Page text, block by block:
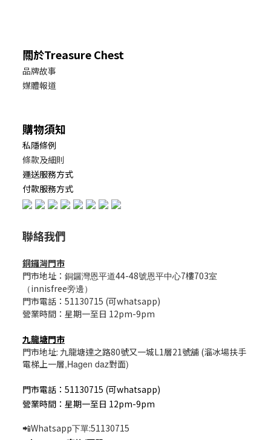
關於Treasure Chest
品牌故事
媒體報道
購物須知
私隱條例
條款及細則
運送服務方式
付款服務方式
聯絡我們
銅鑼灣門市
門市地址： 銅鑼灣恩平道44-48號恩平中心7樓703室
（ innisfree旁邊）
門市電話：51130715 (可whatsapp)
營業時間：星期一至日 12pm-9pm
九龍塘門市
門市地址: 九龍塘達之路80號又一城L1層21號舖 (溜冰場扶手
電梯上一層,Hagen daz對面)
門市電話：51130715 (可whatsapp)
營業時間：星期一至日 12pm-9pm
📲Whatsapp下單:51130715